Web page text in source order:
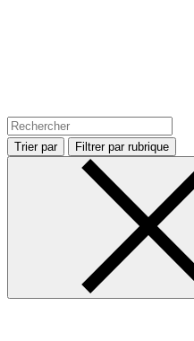
Trier par Filtrer par rubrique